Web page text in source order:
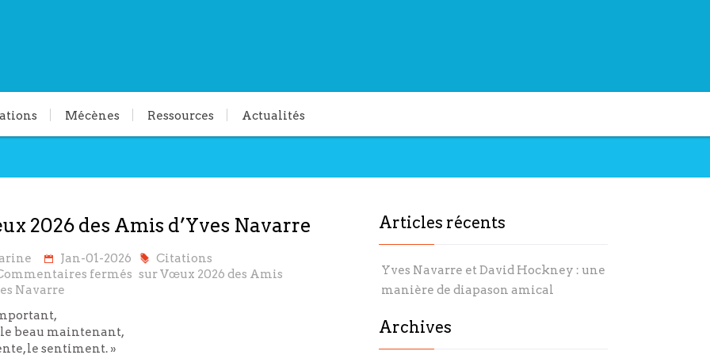
Mécènes Ressources Actualités
2026 des Amis d’Yves Navarre
Jan-01-2026
Citations
fermés sur Vœux 2026 des Amis
Navarre
le beau maintenant,
le sentiment. »
Articles récents
Yves Navarre et David Hockney : une
manière de diapason amical
Archives